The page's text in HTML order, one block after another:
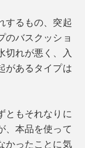
するもの、突起
のバスクッショ
切れが悪く、入
があるタイプは
ともそれなりに
、本品を使って
かったことに気